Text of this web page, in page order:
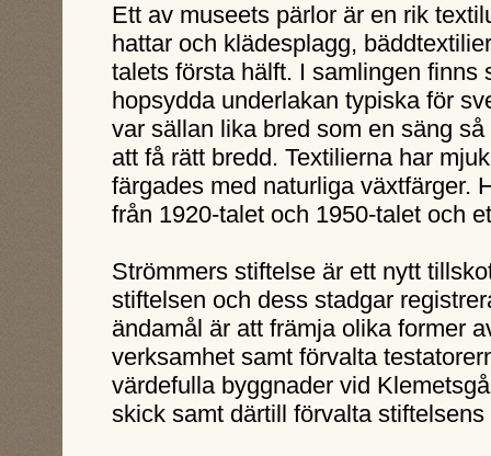
Ett av museets pärlor är en rik
hattar och klädesplagg,
talets första hälft. I samlingen finns
hopsydda underlakan typiska för
var sällan lika bred som en säng
att få rätt bredd. Textilierna har
färgades med naturliga växtfärger.
från 1920-talet och 1950-talet och
Strömmers stiftelse är ett nytt
stiftelsen och dess stadgar
ändamål är att främja olika former
verksamhet samt förvalta
värdefulla byggnader vid
skick samt därtill förvalta